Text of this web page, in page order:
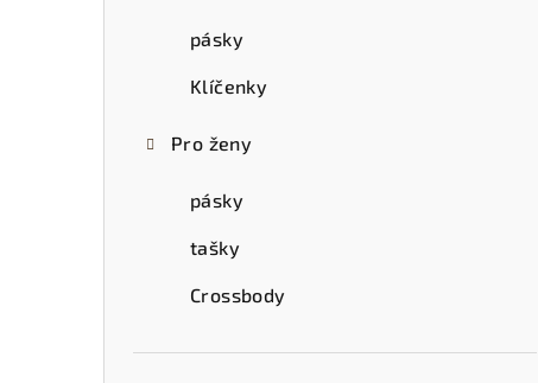
pásky
Klíčenky
Pro ženy
pásky
tašky
Crossbody